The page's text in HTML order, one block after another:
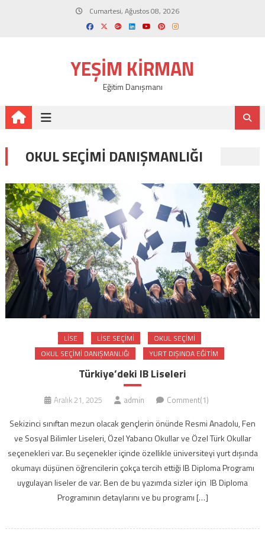
Cumartesi, Ağustos 08, 2026
YEŞIM KIRMAN
Eğitim Danışmanı
OKUL SEÇIMI DANIŞMANLIĞI
LISE LISE SEÇIMI
OKUL SEÇIMI
OKUL SEÇIMI DANIŞMANLIĞI
YURT DIŞINDA EĞITIM
Türkiye’deki IB Liseleri
Aralık 21, 2025 admin Comment(1)
Sekizinci sınıftan mezun olacak gençlerin önünde Resmi Anadolu, Fen
ve Sosyal Bilimler Liseleri, Özel Yabancı Okullar ve Özel Türk Okullar
seçenekleri var. Bu seçenekler içinde özellikle üniversiteyi yurt dışında
okumayı düşünen öğrencilerin çokça tercih ettiği IB Diploma Programı
uygulayan liseler de var. Ben de bu yazımda sizler için IB Diploma
Programının detaylarını ve bu programı […]